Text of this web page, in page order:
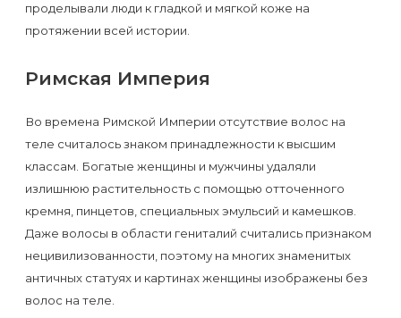
к
нужно
знать
перед
к
косметологу?
Рекомендации
проделывали люди к гладкой и мягкой коже на
протяжении всей истории.
Римская Империя
Во времена Римской Империи отсутствие волос на
теле считалось знаком принадлежности к высшим
классам. Богатые женщины и мужчины удаляли
излишнюю растительность с помощью отточенного
кремня, пинцетов, специальных эмульсий и камешков.
Даже волосы в области гениталий считались признаком
нецивилизованности, поэтому на многих знаменитых
античных статуях и картинах женщины изображены без
волос на теле.